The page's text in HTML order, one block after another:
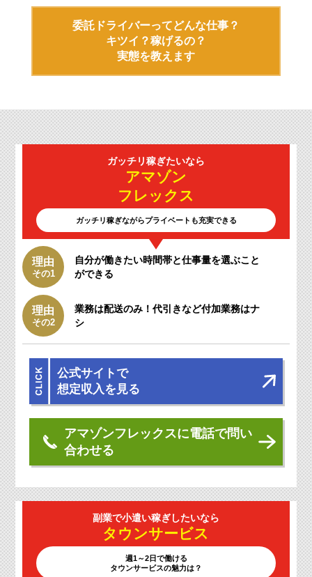
委託ドライバーってどんな仕事？
キツイ？稼げるの？
実態を教えます
ガッチリ稼ぎたいなら
アマゾン
フレックス
ガッチリ稼ぎながらプライベートも充実できる
理由
その1
自分が働きたい時間帯と仕事量を選ぶこと
ができる
理由
その2
業務は配送のみ！代引きなど付加業務はナ
シ
公式サイトで
想定収入を見る
アマゾンフレックスに電話で問い
合わせる
副業で小遣い稼ぎしたいなら
タウンサービス
週1～2日で働ける
タウンサービスの魅力は？